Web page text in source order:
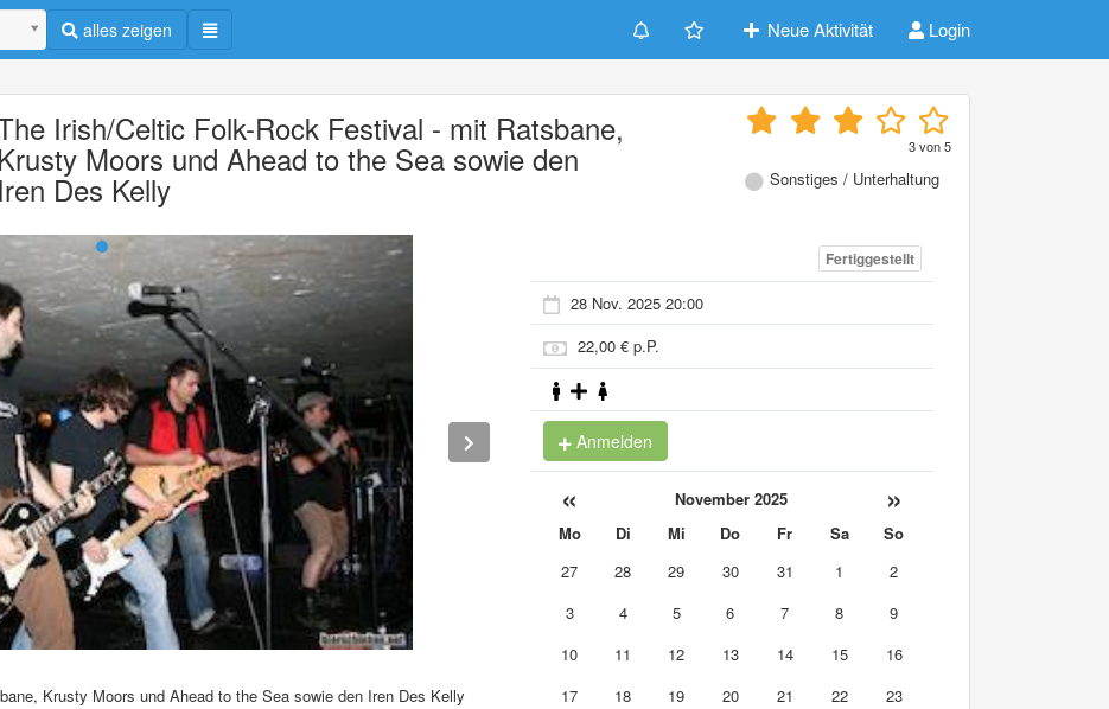
alles zeigen Neue Aktivität Login
Irish/Celtic Folk-Rock Festival - mit Ratsbane,
Krusty Moors und Ahead to the Sea sowie den
Iren Des Kelly
3von5
Sonstiges / Unterhaltung
Krusty Moors und Ahead to the Sea sowie den Iren Des Kelly
Fertiggestellt
28 Nov. 2025 20:00
22,00 € p.P.
Anmelden
« November 2025 »
Mo Di Mi Do Fr Sa
So
27
28 29 30 31 1
2
3
4 5 6 7 8
9
10
11 12 13 14 15
16
17
18 19 20 21 22
23